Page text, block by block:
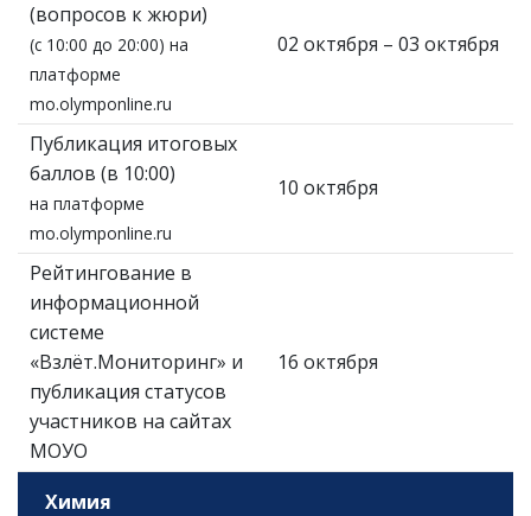
(вопросов к жюри)
(с 10:00 до 20:00) на
платформе
mo.olymponline.ru
02 октября – 03 октября
Публикация итоговых
баллов (в 10:00)
на платформе
mo.olymponline.ru
10 октября
Рейтингование в
информационной
системе
«Взлёт.Мониторинг» и
публикация статусов
участников на сайтах
МОУО
16 октября
Химия